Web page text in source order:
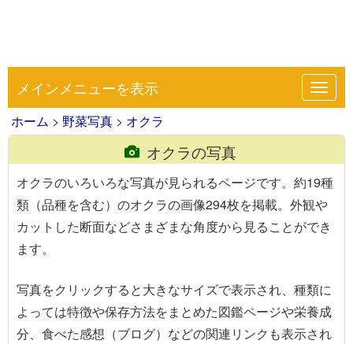
メインメニューを表示
ホーム > 野菜写真 > オクラ
オクラの写真
オクラのいろいろな写真が見られるページです。約19種
類（品種を含む）のオクラの画像294枚を掲載。外観や
カットした断面などさまざまな角度から見ることができ
ます。
写真をクリックすると大きなサイズで表示され、種類に
よっては特徴や保存方法をまとめた図鑑ページや栄養成
分、食べた感想（ブログ）などの関連リンクも表示され